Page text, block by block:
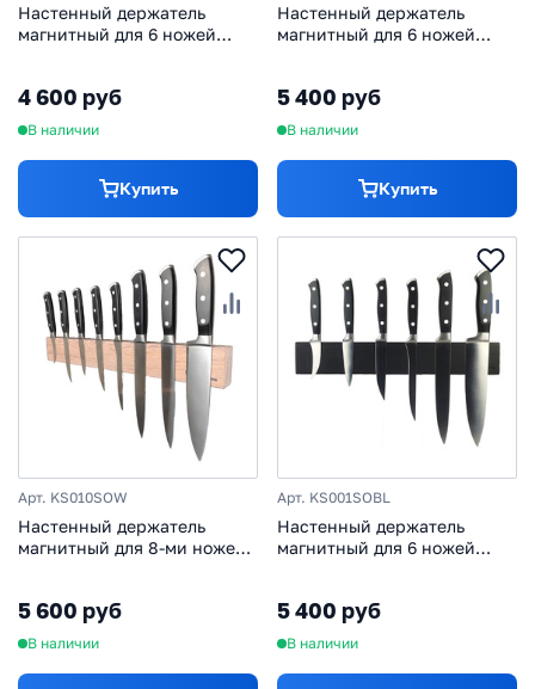
Настенный держатель
магнитный для 6 ножей
4 600 руб
В наличии
Купить
Настенный держатель
магнитный для 6 ножей
5 400 руб
В наличии
Купить
Арт. KS010SOW
Настенный держатель
магнитный для 8-ми ножей
5 600 руб
В наличии
Арт. KS001SOBL
Настенный держатель
магнитный для 6 ножей
5 400 руб
В наличии